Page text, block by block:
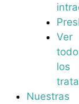
Ver
los
Nuestras